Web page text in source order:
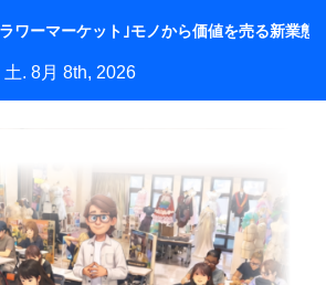
ワーマーケット｣モノから価値を売る新業態
土. 8月 8th, 2026